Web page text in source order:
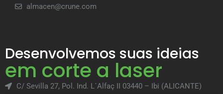
almacen@crune.com
Desenvolvemos suas ideias
em corte a laser
C/ Sevilla 27, Pol. Ind. L´Alfaç II 03440 – Ibi (ALICANTE)